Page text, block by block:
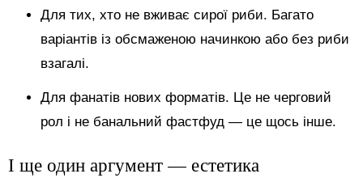
Для тих, хто не вживає сирої риби. Багато
варіантів із обсмаженою начинкою або без риби
взагалі.
Для фанатів нових форматів. Це не черговий
рол і не банальний фастфуд — це щось інше.
І ще один аргумент — естетика